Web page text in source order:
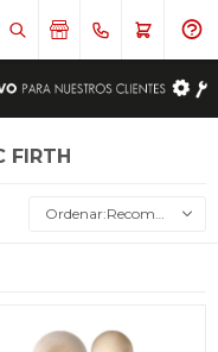
FIRTH
Recomendados